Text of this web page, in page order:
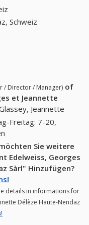
Schweiz
/ Director / Manager) of
et Jeannette
Jeannette
Freitag: 7-20,
Sie weitere
Edelweiss, Georges
Sàrl" Hinzufügen?
details in informations for
Délèze Haute-Nendaz